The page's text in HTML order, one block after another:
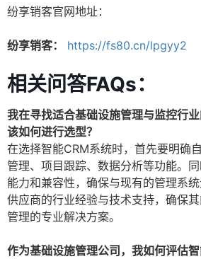
纷享销客官网地址：
纷享销客： https://fs80.cn/lpgyy2
相关问答FAQs：
我在寻找适合基础设施管理与监控行
该如何进行选型？
在选择智能CRM系统时，首先要明确
管理、项目跟踪、数据分析等功能。
能力和兼容性，确保与现有的管理系
供应商的行业经验与技术支持，确保
管理的专业解决方案。
作为基础设施管理公司，我如何评估